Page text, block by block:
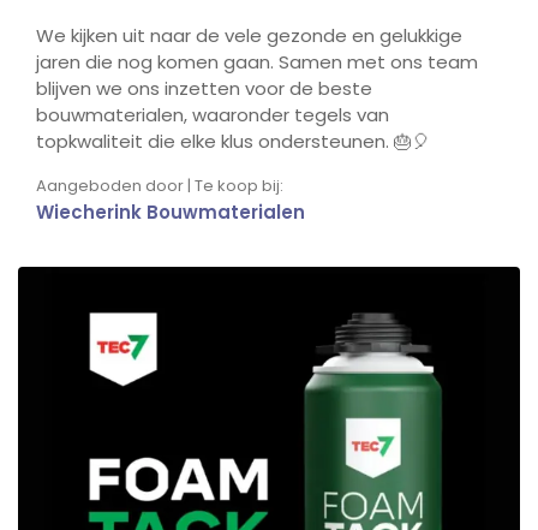
We kijken uit naar de vele gezonde en gelukkige
jaren die nog komen gaan. Samen met ons team
blijven we ons inzetten voor de beste
bouwmaterialen, waaronder tegels van
topkwaliteit die elke klus ondersteunen. 🎂🎈
Aangeboden door | Te koop bij:
Wiecherink Bouwmaterialen